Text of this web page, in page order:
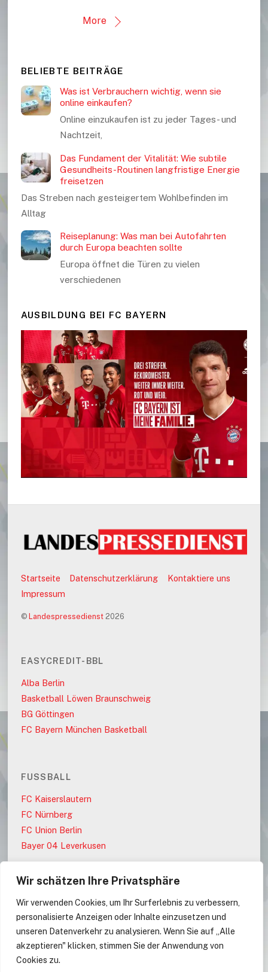
Wir schätzen Ihre Privatsphäre
Wir verwenden Cookies, um Ihr Surferlebnis zu verbessern,
personalisierte Anzeigen oder Inhalte einzusetzen und
unseren Datenverkehr zu analysieren. Wenn Sie auf „Alle
akzeptieren" klicken, stimmen Sie der Anwendung von
Cookies zu.
More
BELIEBTE BEITRÄGE
Was ist Verbrauchern wichtig, wenn sie
online einkaufen?
Online einzukaufen ist zu jeder Tages- und
Nachtzeit,
Das Fundament der Vitalität: Wie subtile
Gesundheits-Routinen langfristige Energie
freisetzen
Das Streben nach gesteigertem Wohlbefinden im
Alltag
Reiseplanung: Was man bei Autofahrten
durch Europa beachten sollte
Europa öffnet die Türen zu vielen
verschiedenen
AUSBILDUNG BEI FC BAYERN
Startseite Datenschutzerklärung
Kontaktiere uns
Impressum
© Landespressedienst2026
EASYCREDIT-BBL
Alba Berlin
Basketball Löwen Braunschweig
BG Göttingen
FC Bayern München Basketball
FUSSBALL
FC Kaiserslautern
FC Nürnberg
FC Union Berlin
Bayer 04 Leverkusen
AfD
CDU
CDU/CSU
CSU